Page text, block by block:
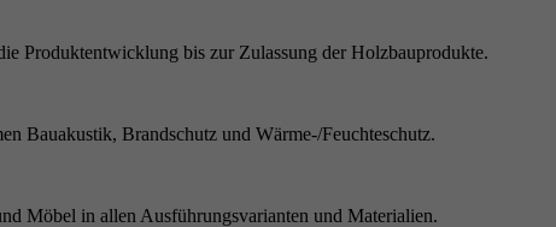
Produktentwicklung bis zur Zulassung der Holzbauprodukte.
Bauakustik, Brandschutz und Wärme-/Feuchteschutz.
Möbel in allen Ausführungsvarianten und Materialien.